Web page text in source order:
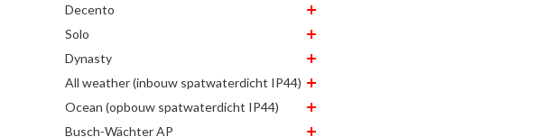
Decento
Solo
Dynasty
All weather (inbouw spatwaterdicht IP44)
Ocean (opbouw spatwaterdicht IP44)
Busch-Wächter AP